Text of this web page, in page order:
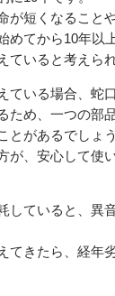
が短くなること
めてから10年以
ていると考えられ
ている場合、蛇
ため、一つの部
とがあるでしょう
が、安心して使
していると、異
てきたら、経年